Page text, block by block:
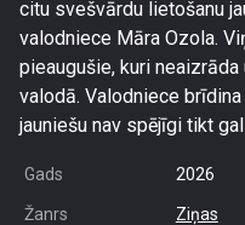
citu svešvārdu lietošanu
valodniece Māra Ozola.
pieaugušie, kuri
valodā. Valodniece
jauniešu nav spējīgi tikt
Gads 2026
Žanrs Ziņas